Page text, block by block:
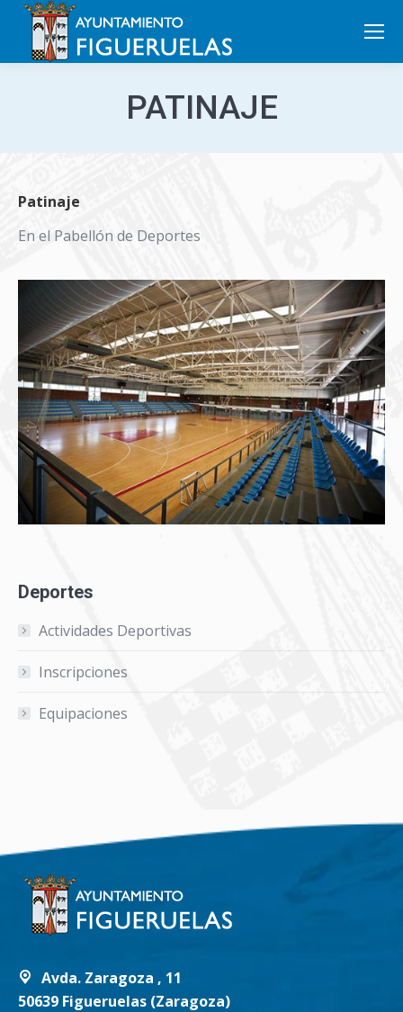
Search:
PATINAJE
Patinaje
En el Pabellón de Deportes
Deportes
Actividades Deportivas
Inscripciones
Equipaciones
Avda. Zaragoza , 11
50639 Figueruelas (Zaragoza)